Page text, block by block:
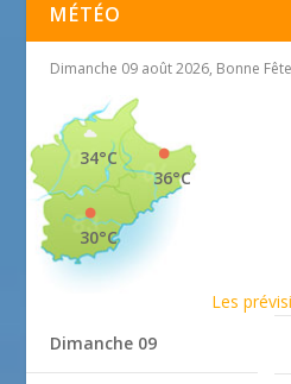
MÉTÉO
Dimanche 09 août 2026, Bonne
36°C
34°C
30°C
Les
Dimanche 09